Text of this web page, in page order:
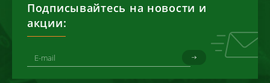
Подписывайтесь на новости и
акции: